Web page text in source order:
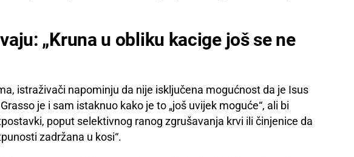
„Kruna u obliku kacige još se ne
istraživači napominju da nije isključena mogućnost da je Isus
je i sam istaknuo kako je to „još uvijek moguće“, ali bi
poput selektivnog ranog zgrušavanja krvi ili činjenice da
zadržana u kosi“.